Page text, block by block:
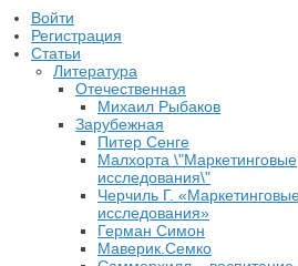
Войти
Регистрация
Статьи
Литература
Отечественная
Михаил Рыбаков
Зарубежная
Питер Сенге
Малхорта \"Маркетинговые
исследования\"
Черчиль Г.
исследования»
Герман Симон
Маверик.Семко